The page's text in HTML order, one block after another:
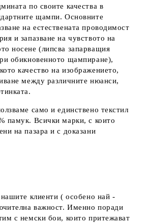
по своите качества в
щампи. Основните
на естествената проводимост
и запазване на чувството на
носене (липсва запарващия
обикновенното щампиране),
качество на изображението,
между различните нюанси,
само и единствено текстил
памук. Всички марки, с които
на пазара и с доказани
клиенти ( особено най -
важност. Именно поради
с немски бои, които притежават